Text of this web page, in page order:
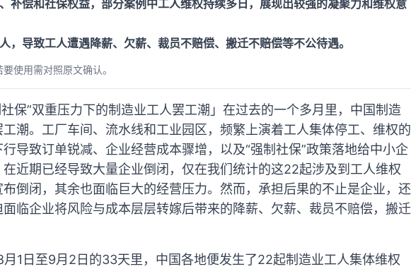
补偿和社保权益，部分案例中工人维权持续多日，展现出较强的凝聚力和维权意
，导致工人遭遇降薪、欠薪、裁员不赔偿、搬迁不赔偿等不公待遇。
使用需对照原文确认。
保”双重压力下的制造业工人罢工潮」在过去的一个多月里，中国制造
潮。工厂车间、流水线和工业园区，频繁上演着工人集体停工、维权的
导致订单锐减、企业经营成本骤增，以及“强制社保”政策落地给中小企
近期已经导致大量企业倒闭，仅在我们统计的这22起涉及到工人维权
倒闭，其余也面临巨大的经营压力。然而，承担后果的不止是企业，还
临企业将风险与成本层层转嫁后带来的降薪、欠薪、裁员不赔偿，搬迁
1日至9月2日的33天里，中国各地便发生了22起制造业工人集体维权